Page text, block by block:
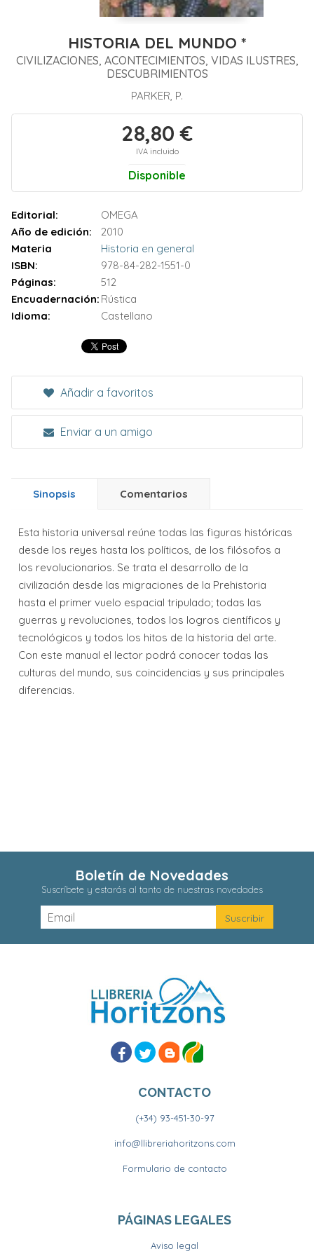
HISTORIA DEL MUNDO *
CIVILIZACIONES, ACONTECIMIENTOS, VIDAS ILUSTRES,
DESCUBRIMIENTOS
PARKER, P.
28,80 €
IVA incluido
Disponible
Editorial:
OMEGA
Año de edición:
2010
Materia
Historia en general
ISBN:
978-84-282-1551-0
Páginas:
512
Encuadernación: Rústica
Idioma:
Castellano
Añadir a favoritos
Enviar a un amigo
Sinopsis Comentarios
Esta historia universal reúne todas las figuras históricas
desde los reyes hasta los políticos, de los filósofos a
los revolucionarios. Se trata el desarrollo de la
civilización desde las migraciones de la Prehistoria
hasta el primer vuelo espacial tripulado; todas las
guerras y revoluciones, todos los logros científicos y
tecnológicos y todos los hitos de la historia del arte.
Con este manual el lector podrá conocer todas las
culturas del mundo, sus coincidencias y sus principales
diferencias.
Boletín de Novedades
Suscríbete y estarás al tanto de nuestras novedades
CONTACTO
(+34) 93-451-30-97
info@llibreriahoritzons.com
Formulario de contacto
PÁGINAS LEGALES
Aviso legal